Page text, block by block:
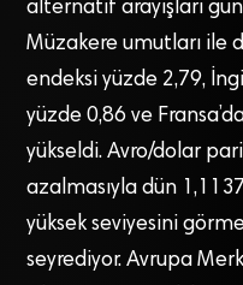
alternatif arayışları
Müzakere umutları ile
endeksi yüzde 2,79,
yüzde 0,86 ve
yükseldi. Avro/dolar
azalmasıyla dün
yüksek seviyesini
seyrediyor. Avrupa